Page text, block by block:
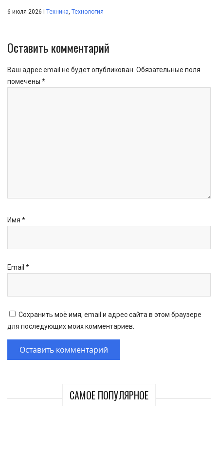
САМОЕ ПОПУЛЯРНОЕ
6 июля 2026 Техника, Технология
Оставить комментарий
Ваш адрес email не будет опубликован. Обязательные поля
помечены *
Имя *
Email *
Сохранить моё имя, email и адрес сайта в этом браузере
для последующих моих комментариев.